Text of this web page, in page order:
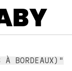
À BORDEAUX)"